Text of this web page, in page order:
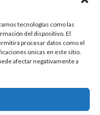
tecnologías como las
del dispositivo. El
procesar datos como el
únicas en este sitio.
afectar negativamente a
(DGRIFA).
del financiador.